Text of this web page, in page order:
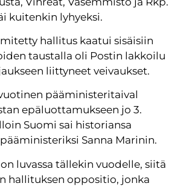
kuitenkin lyhyeksi.
hallitus kaatui sisäisiin
taustalla oli Postin lakkoilu
liittyneet veivaukset.
pääministeritaival
epäluottamukseen jo 3.
Suomi sai historiansa
Sanna Marinin.
luvassa tällekin vuodelle, siitä
hallituksen oppositio, jonka